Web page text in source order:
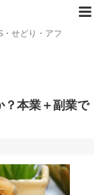
せどり・アフ
？本業＋副業で